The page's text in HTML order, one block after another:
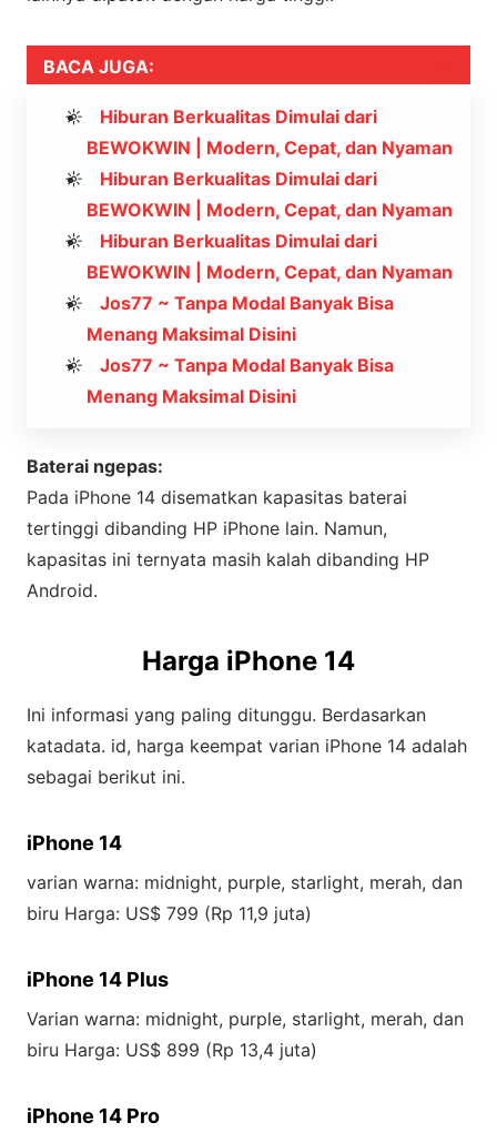
BACA JUGA:
Hiburan Berkualitas Dimulai dari
BEWOKWIN | Modern, Cepat, dan Nyaman
Hiburan Berkualitas Dimulai dari
BEWOKWIN | Modern, Cepat, dan Nyaman
Hiburan Berkualitas Dimulai dari
BEWOKWIN | Modern, Cepat, dan Nyaman
Jos77 ~ Tanpa Modal Banyak Bisa
Menang Maksimal Disini
Jos77 ~ Tanpa Modal Banyak Bisa
Menang Maksimal Disini
Baterai ngepas:
Pada iPhone 14 disematkan kapasitas baterai
tertinggi dibanding HP iPhone lain. Namun,
kapasitas ini ternyata masih kalah dibanding HP
Android.
Harga iPhone 14
Ini informasi yang paling ditunggu. Berdasarkan
katadata. id, harga keempat varian iPhone 14 adalah
sebagai berikut ini.
iPhone 14
varian warna: midnight, purple, starlight, merah, dan
biru Harga: US$ 799 (Rp 11,9 juta)
iPhone 14 Plus
Varian warna: midnight, purple, starlight, merah, dan
biru Harga: US$ 899 (Rp 13,4 juta)
iPhone 14 Pro